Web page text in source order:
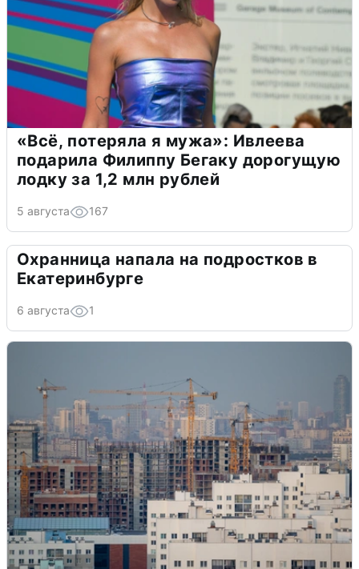
«Всё, потеряла я мужа»: Ивлеева
подарила Филиппу Бегаку дорогущую
лодку за 1,2 млн рублей
5 августа 167
Охранница напала на подростков в
Екатеринбурге
6 августа 1